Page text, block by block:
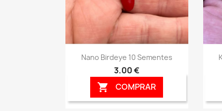
Vista rápida
Nano Birdeye 10 Sementes
3,00 €
 COMPRAR